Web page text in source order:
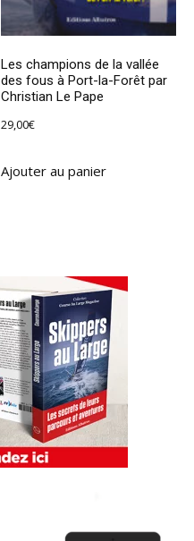
Les champions de la vallée
des fous à Port-la-Forêt par
Christian Le Pape
29,00€
Ajouter au panier